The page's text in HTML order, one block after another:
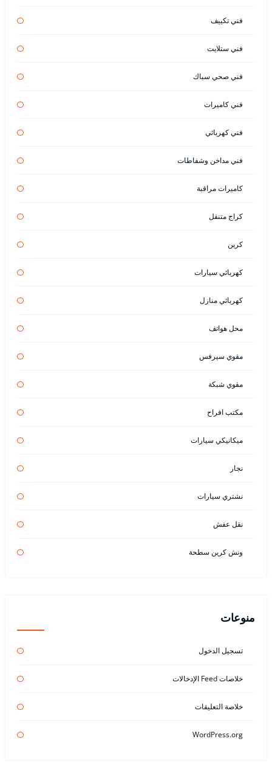
فني تكييف
فني ستلايت
فني صحي سباك
فني كاميرات
فني كهربائي
فني مداخن وشفاطات
كاميرات مراقبة
كراج متنقل
كرين
كهربائي سيارات
كهربائي منازل
محل هواتف
مقوي سيرفس
مقوي شبكة
مكتب افراح
ميكانيكي سيارات
نجار
نشتري سيارات
نقل عفش
ونش كرين سطحة
منوعات
تسجيل الدخول
خلاصات Feed الإدخالات
خلاصة التعليقات
WordPress.org